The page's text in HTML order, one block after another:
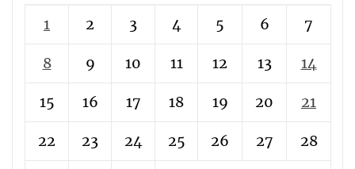
1 2 3 4 5 6 7
8 9 10 11 12 13 14
15 16 17 18 19 20 21
22 23 24 25 26 27 28